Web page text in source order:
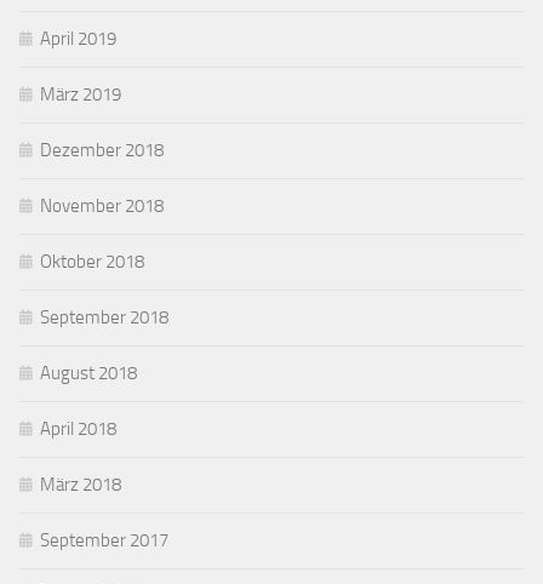
April 2019
März 2019
Dezember 2018
November 2018
Oktober 2018
September 2018
August 2018
April 2018
März 2018
September 2017